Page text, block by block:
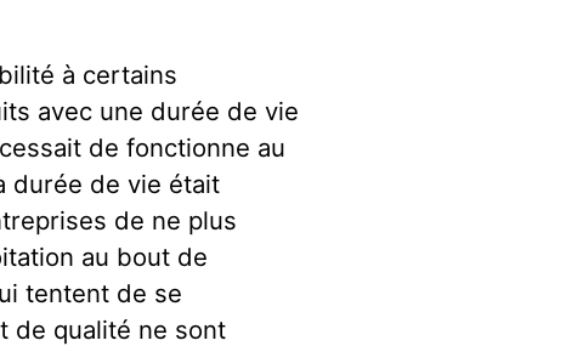
à certains
avec une durée de vie
de fonctionne au
durée de vie était
de ne plus
au bout de
tentent de se
de qualité ne sont